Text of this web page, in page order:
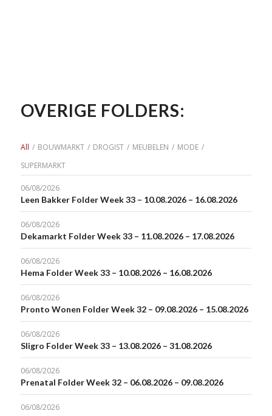
OVERIGE FOLDERS:
All / BOUWMARKT / DROGIST / MEUBELEN / MODE /
SUPERMARKT
06/08/2026
Leen Bakker Folder Week 33 – 10.08.2026 – 16.08.2026
06/08/2026
Dekamarkt Folder Week 33 – 11.08.2026 – 17.08.2026
06/08/2026
Hema Folder Week 33 – 10.08.2026 – 16.08.2026
06/08/2026
Pronto Wonen Folder Week 32 – 09.08.2026 – 15.08.2026
06/08/2026
Sligro Folder Week 33 – 13.08.2026 – 31.08.2026
06/08/2026
Prenatal Folder Week 32 – 06.08.2026 – 09.08.2026
06/08/2026